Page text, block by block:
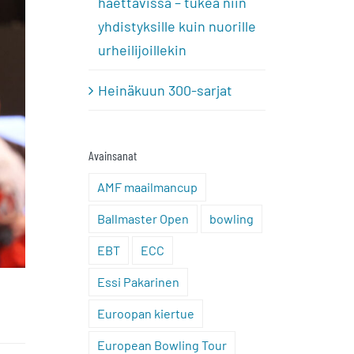
yhdistyksille kuin nuorille
urheilijoillekin
Heinäkuun 300-sarjat
Avainsanat
AMF maailmancup
Ballmaster Open bowling
EBT ECC
Essi Pakarinen
Euroopan kiertue
European Bowling Tour